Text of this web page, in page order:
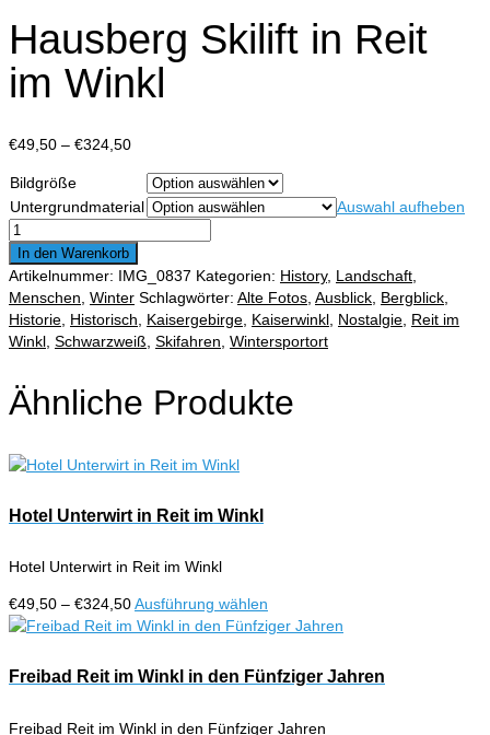
Hausberg Skilift in Reit
im Winkl
€49,50 – €324,50Preisspanne:
€324,50
Bildgröße
Untergrundmaterial
Auswahl aufheben
Hausberg
Skilift
in
Reit
im
Winkl
In den Warenkorb
Artikelnummer: IMG_0837 Kategorien: History, Landschaft
Menschen Winter Schlagwörter: Alte Fotos Ausblick Bergblick
Historie Historisch Kaisergebirge Kaiserwinkl Nostalgie Reit im
Winkl Schwarzweiß Skifahren Wintersportort
Ähnliche Produkte
Hotel Unterwirt in Reit im Winkl
Hotel Unterwirt in Reit im Winkl
€49,50 – €324,50Preisspanne:
€49,50
€324,50
Ausführung wählen
Produkt
mehrere
Varianten
Freibad Reit im Winkl in den Fünfziger Jahren
Freibad Reit im Winkl in den Fünfziger Jahren